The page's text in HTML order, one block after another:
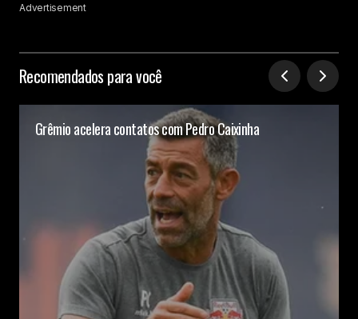
Advertisement
Recomendados para você
Grêmio acelera contatos com Pedro Caixinha